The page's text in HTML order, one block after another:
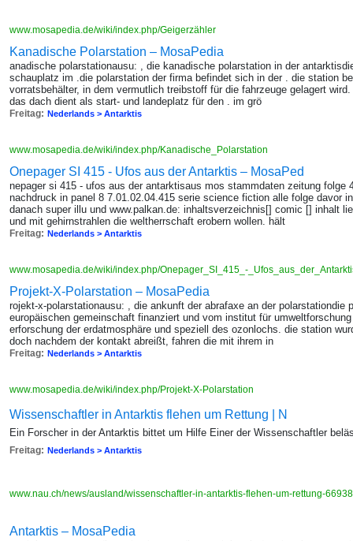
www.mosapedia.de/wiki/index.php/Geigerzähler
Kanadische Polarstation – MosaPedia
anadische polarstationausu: , die kanadische polarstation in der
schauplatz im .die polarstation der firma befindet sich in der . die station
vorratsbehälter, in dem vermutlich treibstoff für die fahrzeuge gelagert
das dach dient als start- und landeplatz für den . im grö
Freitag: Nederlands > Antarktis
www.mosapedia.de/wiki/index.php/Kanadische_Polarstation
Onepager SI 415 - Ufos aus der Antarktis – MosaPed
nepager si 415 - ufos aus der antarktisaus mos stammdaten zeitung folge
nachdruck in panel 8 7.01.02.04.415 serie science fiction alle folge davor
danach super illu und www.palkan.de: inhaltsverzeichnis[] comic [] inhalt
und mit gehirnstrahlen die weltherrschaft erobern wollen. hält
Freitag: Nederlands > Antarktis
www.mosapedia.de/wiki/index.php/Onepager_SI_415_-
Projekt-X-Polarstation – MosaPedia
rojekt-x-polarstationausu: , die ankunft der abrafaxe an der polarstationdie
europäischen gemeinschaft finanziert und vom institut für
erforschung der erdatmosphäre und speziell des ozonlochs. die station
doch nachdem der kontakt abreißt, fahren die mit ihrem in
Freitag: Nederlands > Antarktis
www.mosapedia.de/wiki/index.php/Projekt-X-Polarstation
Wissenschaftler in Antarktis flehen um Rettung | N
Ein Forscher in der Antarktis bittet um Hilfe Einer der Wissenschaftler
Freitag: Nederlands > Antarktis
www.nau.ch/news/ausland/wissenschaftler-in-antarktis-flehen-um-rettung-
Antarktis – MosaPedia